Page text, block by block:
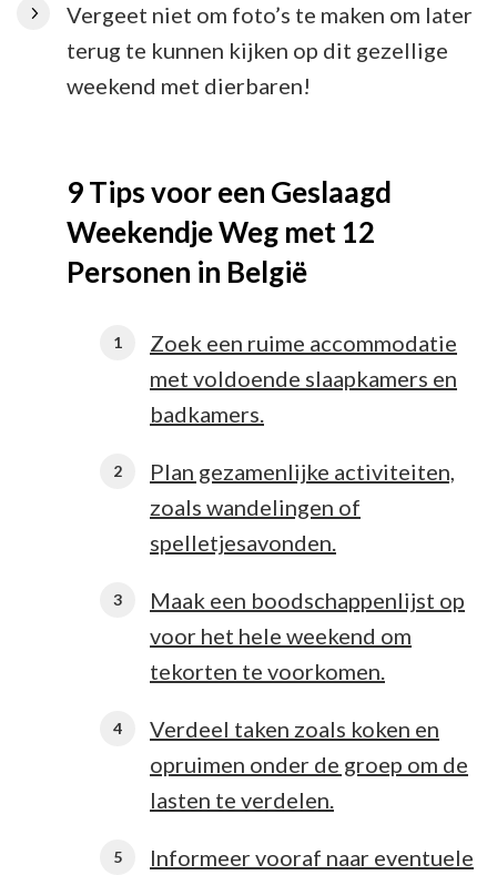
Vergeet niet om foto’s te maken om later
terug te kunnen kijken op dit gezellige
weekend met dierbaren!
9 Tips voor een Geslaagd
Weekendje Weg met 12
Personen in België
Zoek een ruime accommodatie
met voldoende slaapkamers en
badkamers.
Plan gezamenlijke activiteiten,
zoals wandelingen of
spelletjesavonden.
Maak een boodschappenlijst op
voor het hele weekend om
tekorten te voorkomen.
Verdeel taken zoals koken en
opruimen onder de groep om de
lasten te verdelen.
Informeer vooraf naar eventuele